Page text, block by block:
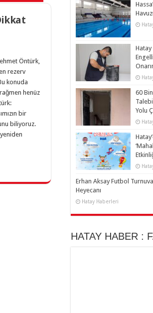
Öntürk,
rezerv
konuda
henüz
bir
biliyoruz.
60
Yolu
Erhan Aksay Futbol
Heyecanı
Hatay Haberleri
HATAY HABER :